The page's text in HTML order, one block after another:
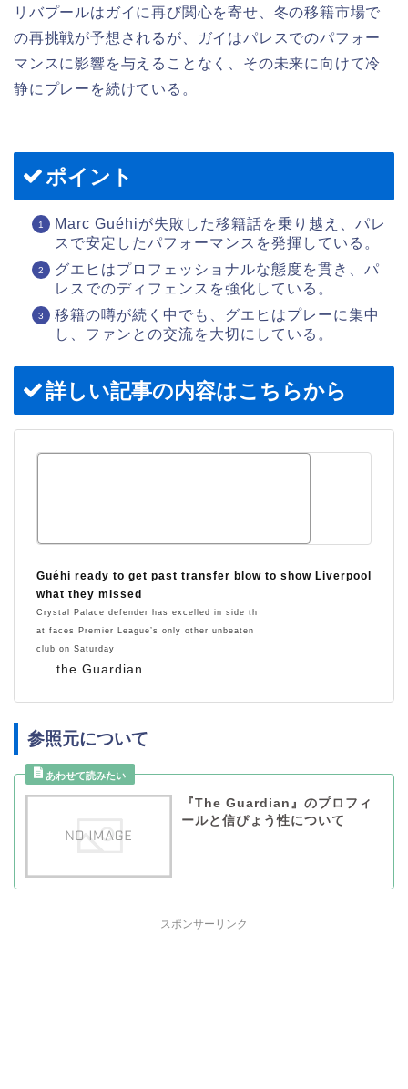
リバプールはガイに再び関心を寄せ、冬の移籍市場で
の再挑戦が予想されるが、ガイはパレスでのパフォー
マンスに影響を与えることなく、その未来に向けて冷
静にプレーを続けている。
ポイント
Marc Guéhiが失敗した移籍話を乗り越え、パレ
スで安定したパフォーマンスを発揮している。
グエヒはプロフェッショナルな態度を貫き、パ
レスでのディフェンスを強化している。
移籍の噂が続く中でも、グエヒはプレーに集中
し、ファンとの交流を大切にしている。
詳しい記事の内容はこちらから
the Guardian
Guéhi ready to get past transfer blow to show Liverpool
what they missed
Crystal Palace defender has excelled in side th
at faces Premier League’s only other unbeaten
club on Saturday
参照元について
『The Guardian』のプロフィ
ールと信ぴょう性について
スポンサーリンク